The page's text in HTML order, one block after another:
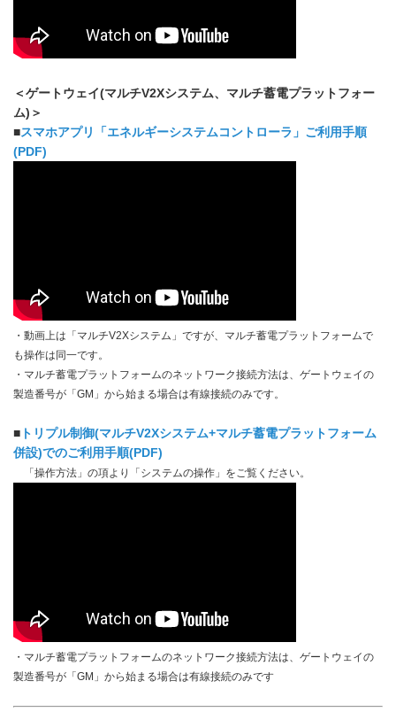
＜ゲートウェイ(マルチV2Xシステム、マルチ蓄電プラットフォー
ム)＞
■スマホアプリ「エネルギーシステムコントローラ」ご利用手順
(PDF)
・動画上は「マルチV2Xシステム」ですが、マルチ蓄電プラットフォームで
も操作は同一です。
・マルチ蓄電プラットフォームのネットワーク接続方法は、ゲートウェイの
製造番号が「GM」から始まる場合は有線接続のみです。
■ トリプル制御(マルチV2Xシステム+マルチ蓄電プラットフォーム
併設)でのご利用手順(PDF)
「操作方法」の項より「システムの操作」をご覧ください。
・マルチ蓄電プラットフォームのネットワーク接続方法は、ゲートウェイの
製造番号が「GM」から始まる場合は有線接続のみです